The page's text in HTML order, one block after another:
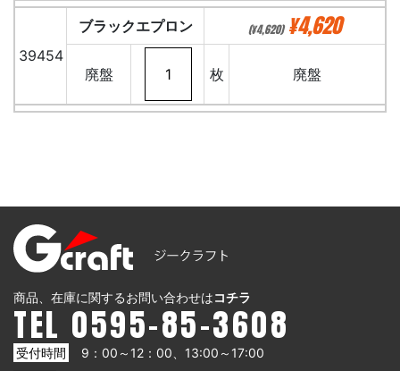
39454
ブラックエプロン (¥4,620) ¥4,620
廃盤 枚 廃盤
商品、在庫に関するお問い合わせはコチラ
TEL 0595-85-3608
受付時間
9：00～12：00、13:00～17:00